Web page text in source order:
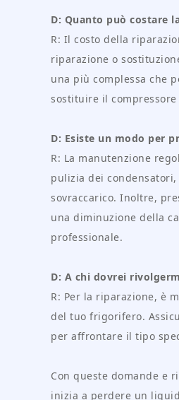
D: Quanto può costare
R: Il costo della
riparazione o
una più complessa che
sostituire il
D: Esiste un modo per
R: La manutenzione
pulizia dei
sovraccarico. Inoltre,
una diminuzione della
professionale.
D: A chi dovrei
R: Per la riparazione, è
del tuo frigorifero.
per affrontare il tipo
Con queste domande e
inizia a perdere un